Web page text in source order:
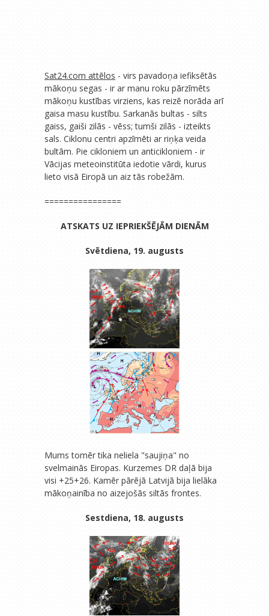
Sat24.com attēlos - virs pavadoņa iefiksētās
mākoņu segas - ir ar manu roku pārzīmēts
mākoņu kustības virziens, kas reizē norāda arī
gaisa masu kustību. Sarkanās bultas - silts
gaiss, gaiši zilās - vēss; tumši zilās - izteikts
sals. Ciklonu centri apzīmēti ar riņķa veida
bultām. Pie cikloniem un anticikloniem - ir
Vācijas meteoinstitūta iedotie vārdi, kurus
lieto visā Eiropā un aiz tās robežām.
================
ATSKATS UZ IEPRIEKŠĒJĀM DIENĀM
Svētdiena, 19. augusts
Mums tomēr tika neliela "saujiņa" no
svelmainās Eiropas. Kurzemes DR daļā bija
visi +25+26. Kamēr pārējā Latvijā bija lielāka
mākoņainība no aizejošās siltās frontes.
Sestdiena, 18. augusts